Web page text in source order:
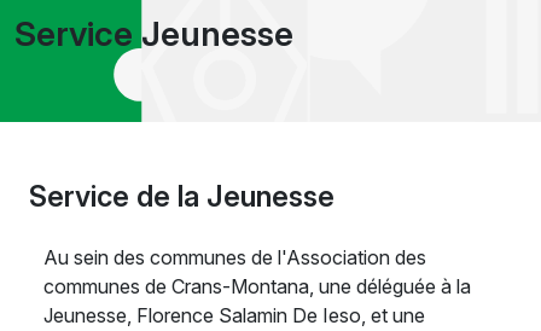
Service Jeunesse
Service de la Jeunesse
Au sein des communes de l'Association des
communes de Crans-Montana, une déléguée à la
Jeunesse, Florence Salamin De Ieso, et une